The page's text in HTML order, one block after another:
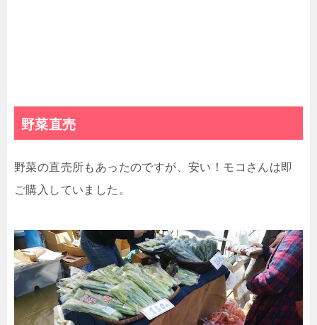
野菜直売
野菜の直売所もあったのですが、安い！モコさんは即
ご購入していました。